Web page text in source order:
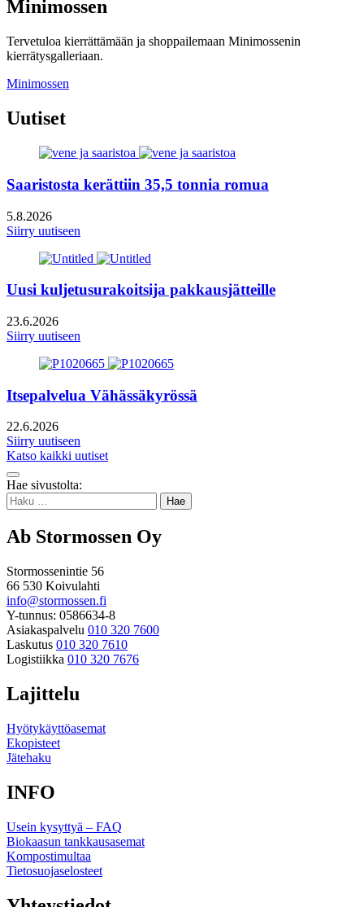
Minimossen
Tervetuloa kierrättämään ja shoppailemaan Minimossenin
kierrätysgalleriaan.
Minimossen
Uutiset
Saaristosta kerättiin 35,5 tonnia romua
5.8.2026
Siirry uutiseen
Uusi kuljetusurakoitsija pakkausjätteille
23.6.2026
Siirry uutiseen
Itsepalvelua Vähässäkyrössä
22.6.2026
Siirry uutiseen
Katso kaikki uutiset
Takaisin
ylös
Hae sivustolta:
Haku:
Ab Stormossen Oy
Stormossenintie 56
66 530 Koivulahti
info@stormossen.fi
Y-tunnus: 0586634-8
Asiakaspalvelu 010 320 7600
Laskutus 010 320 7610
Logistiikka 010 320 7676
Lajittelu
Hyötykäyttöasemat
Ekopisteet
Jätehaku
INFO
Usein kysyttyä – FAQ
Biokaasun tankkausasemat
Kompostimultaa
Tietosuojaselosteet